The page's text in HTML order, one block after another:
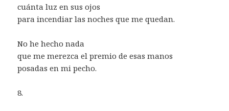
cuánta luz en sus ojos
para incendiar las noches que me quedan.
No he hecho nada
que me merezca el premio de esas manos
posadas en mi pecho.
8.